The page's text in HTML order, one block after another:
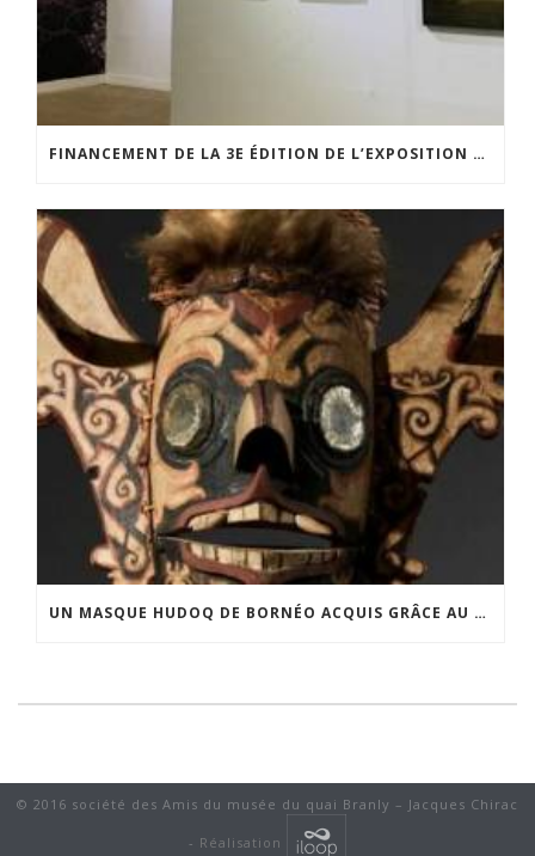
FINANCEMENT DE LA 3E ÉDITION DE L’EXPOSITION DU PRIX POUR LA PHOTOGRAPHIE PAR LE CERCLE POUR LA PHOTOGRAPHIE ET L’ART CONTEMPORAIN
UN MASQUE HUDOQ DE BORNÉO ACQUIS GRÂCE AU SOUTIEN DU CERCLE LÉVI-STRAUSS
© 2016 société des Amis du musée du quai Branly – Jacques Chirac
- Réalisation